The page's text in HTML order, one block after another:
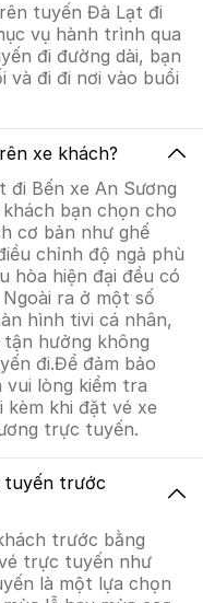
tuyến Đà Lạt đi
vụ hành trình qua
đi đường dài, bạn
và đi đi nơi vào buổi
xe khách?
Bến xe An Sương
bạn chọn cho
cơ bản như ghế
chỉnh độ ngả phù
hòa hiện đại đều có
ra ở một số
hình tivi cá nhân,
hưởng không
đi.Để đảm bảo
lòng kiểm tra
kèm khi đặt vé xe
trực tuyến.
tuyến trước
trước bằng
trực tuyến như
là một lựa chọn